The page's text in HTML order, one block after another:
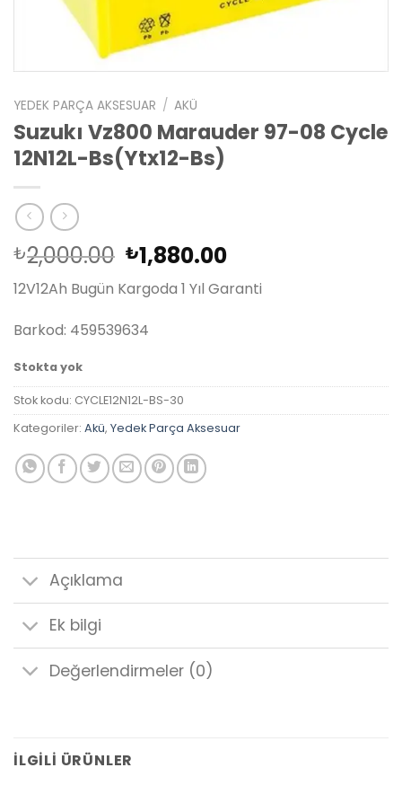
YEDEK PARÇA AKSESUAR / AKÜ
Suzukı Vz800 Marauder 97-08 Cycle
12N12L-Bs(Ytx12-Bs)
₺2,000.00 Orijinal
fiyat:
₺2,000.00.
₺1,880.00Şu
andaki
fiyat:
12V12Ah Bugün Kargoda 1 Yıl Garanti
Barkod: 459539634
Stokta yok
Stok kodu: CYCLE12N12L-BS-30
Kategoriler: Akü, Yedek Parça Aksesuar
Açıklama
Ek bilgi
Değerlendirmeler (0)
İLGILI ÜRÜNLER